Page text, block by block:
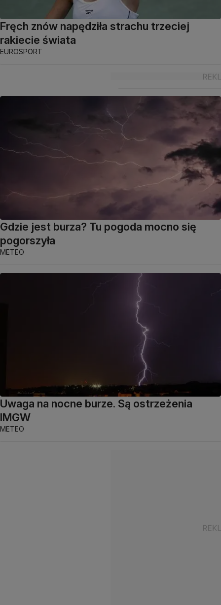
Fręch znów napędziła strachu trzeciej
rakiecie świata
EUROSPORT
Gdzie jest burza? Tu pogoda mocno się
pogorszyła
METEO
Uwaga na nocne burze. Są ostrzeżenia
IMGW
METEO